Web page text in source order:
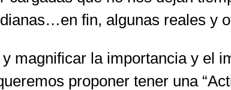
fin, algunas reales y
magnificar la importancia y el
proponer tener una